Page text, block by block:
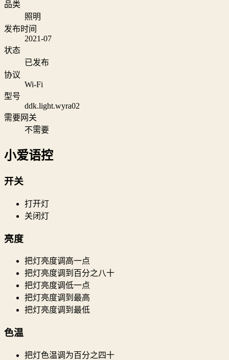
品类
照明
发布时间
2021-07
状态
已发布
协议
Wi‑Fi
型号
ddk.light.wyra02
需要网关
不需要
小爱语控
开关
打开灯
关闭灯
亮度
把灯亮度调高一点
把灯亮度调到百分之八十
把灯亮度调低一点
把灯亮度调到最高
把灯亮度调到最低
色温
把灯色温调为百分之四十